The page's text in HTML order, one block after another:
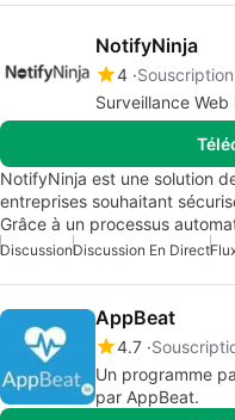
NotifyNinja
4 Souscription
Surveillance
NotifyNinja est une solution
entreprises souhaitant
Grâce à un processus
DiscussionDiscussion En Direct
AppBeat
4.7
Un programme
par AppBeat.